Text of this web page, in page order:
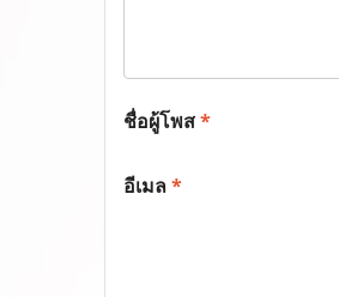
ชื่อผู้โพส*
อีเมล*